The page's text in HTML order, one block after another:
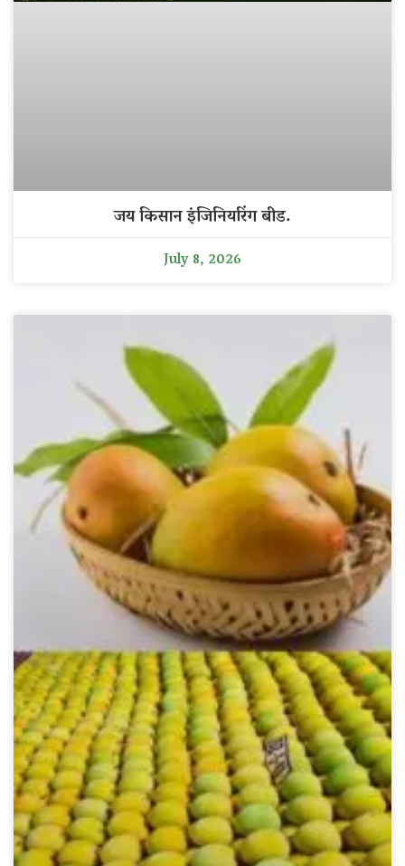
जय किसान इंजिनियरिंग बीड.
July 8, 2026